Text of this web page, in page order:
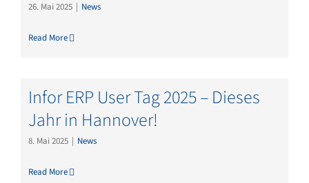
26. Mai 2025 | News
Read More
Infor ERP User Tag 2025 – Dieses
Jahr in Hannover!
8. Mai 2025 | News
Read More